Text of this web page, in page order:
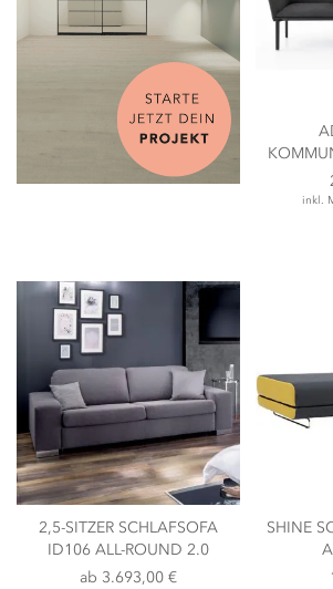
inkl.
2,5-SITZER SCHLAFSOFA
ID106 ALL-ROUND 2.0
ab 3.693,00 €
SHINE